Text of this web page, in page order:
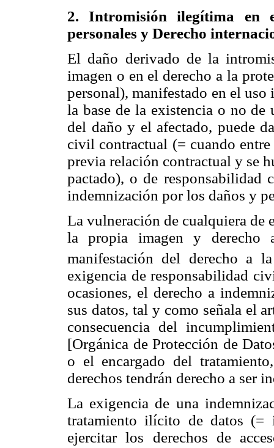
2. Intromisión ilegítima en
personales y Derecho
El daño derivado de la
imagen o en el derecho a la
personal), manifestado en el
la base de la existencia o no
del daño y el afectado, puede
civil contractual (= cuando
previa relación contractual y se
pactado), o de responsabilidad
indemnización por los daños y
La vulneración de cualquiera de
la propia imagen y derecho
manifestación del derecho a
exigencia de responsabilidad
ocasiones, el derecho a
sus datos, tal y como señala el
consecuencia del
[Orgánica de Protección de
o el encargado del
derechos tendrán derecho a ser
La exigencia de una
tratamiento ilícito de datos (=
ejercitar los derechos de